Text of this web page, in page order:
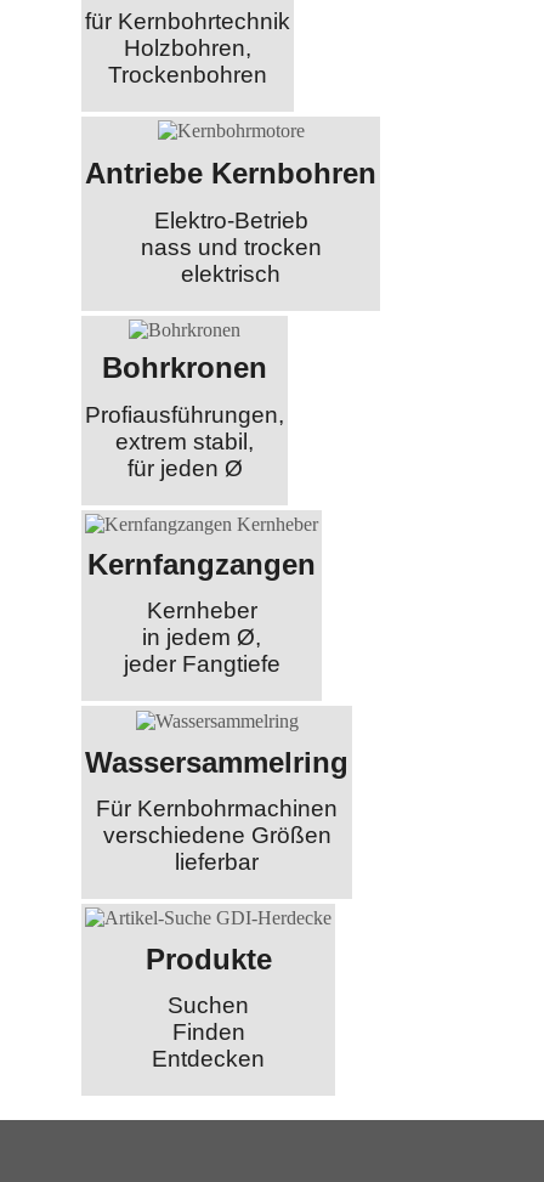
für Kernbohrtechnik
Holzbohren,
Trockenbohren
Antriebe Kernbohren
Elektro-Betrieb
nass und trocken
elektrisch
Bohrkronen
Profiausführungen,
extrem stabil,
für jeden Ø
Kernfangzangen
Kernheber
in jedem Ø,
jeder Fangtiefe
Wassersammelring
Für Kernbohrmachinen
verschiedene Größen
lieferbar
Produkte
Suchen
Finden
Entdecken